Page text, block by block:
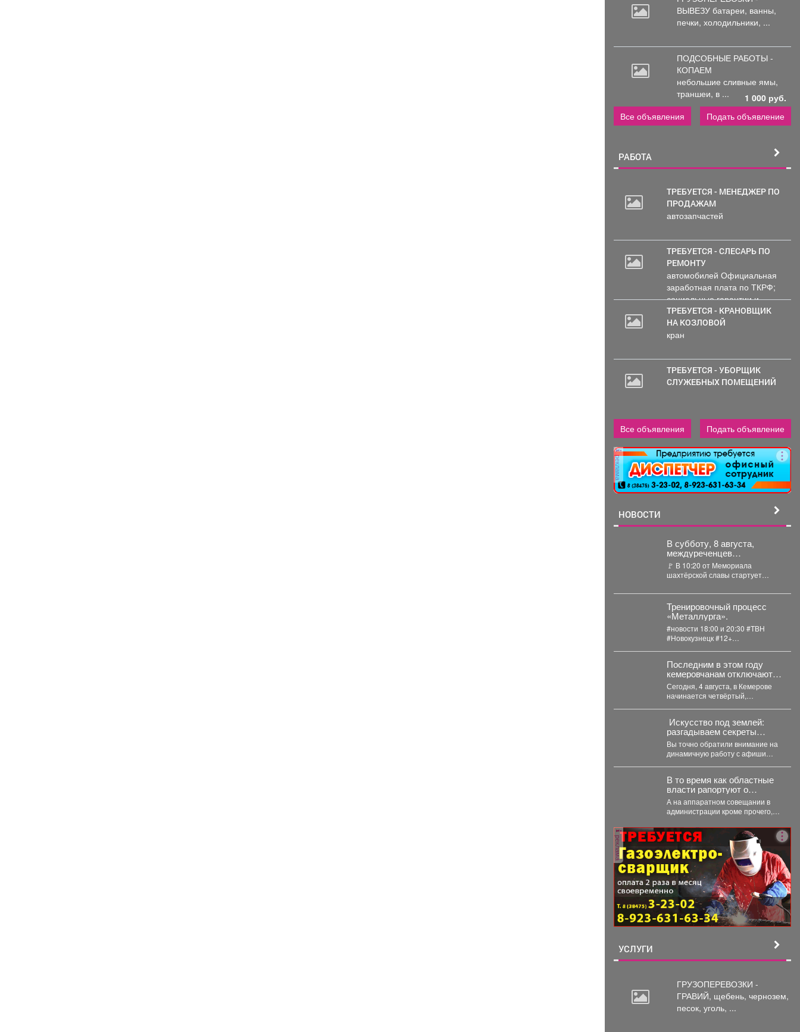
ВЫВЕЗУ батареи, ванны,
печки, холодильники, ...
ПОДСОБНЫЕ РАБОТЫ -
КОПАЕМ
небольшие сливные ямы,
траншеи, в ...
1 000 руб.
Все объявления
Подать объявление
РАБОТА
ТРЕБУЕТСЯ - МЕНЕДЖЕР ПО
ПРОДАЖАМ
автозапчастей
ТРЕБУЕТСЯ - СЛЕСАРЬ ПО
РЕМОНТУ
автомобилей Официальная
заработная плата по ТКРФ;
социальные гарантии и
уверенность в...
ТРЕБУЕТСЯ - КРАНОВЩИК
НА КОЗЛОВОЙ
кран
ТРЕБУЕТСЯ - УБОРЩИК
СЛУЖЕБНЫХ ПОМЕЩЕНИЙ
Все объявления Подать объявление
реклама
НОВОСТИ
В субботу, 8 августа,
междуреченцев
приглашают на День
физкультурника.
🚩 В 10:20 от Мемориала
шахтёрской славы стартует
Преодоление дистанции в два...
Тренировочный процесс
«Металлурга».
#новости 18:00 и 20:30 #ТВН
#Новокузнецк #12+
«Металлурга» приступили...
Последним в этом году
кемеровчанам отключают
горячую воду
Сегодня, 4 августа, в Кемерове
начинается четвёртый,
тепловых сетей. Он продлится...
️ Искусство под землей:
разгадываем секреты
главной картины выставки
«Шахтёрская слава» автор
Тамара Шлыкова
Вы точно обратили внимание на
динамичную работу с афиши
В то время как областные
власти рапортуют о
стабилизации с топливом в
Кузбассе, пожарные
предупреждают тех, кто
перестраховался и набрал
бензина и дизтоплива
впрок.
А на аппаратном совещании в
администрации кроме прочего,
Пожарные выезжали...
реклама
УСЛУГИ
ГРУЗОПЕРЕВОЗКИ -
ГРАВИЙ, щебень, чернозем,
песок, уголь, ...